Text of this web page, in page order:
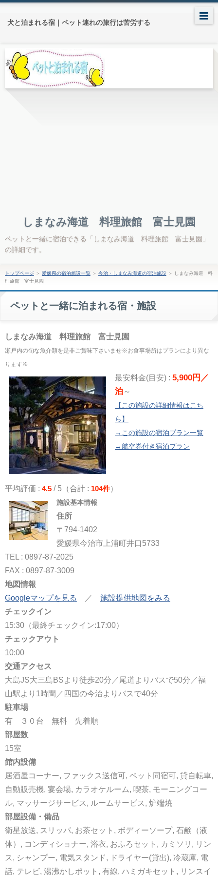
犬と泊まれる宿｜ペット連れの旅行は苦労する
しまなみ海道 料理旅館 富士見園
ペットと一緒に宿泊できる「しまなみ海道 料理旅館 富士見園」
の詳細です。
トップページ ＞ 愛媛県の宿泊施設一覧＞ 今治・しまなみ海道の宿泊施設＞
しまなみ海道 料
理旅館 富士見園
ペットと一緒に泊まれる宿・施設
しまなみ海道 料理旅館 富士見園
瀬戸内の旬な魚介類を是非ご賞味下さいませ※お食事場所はプランにより異な
ります※
最安料金(目安) : 5,900円／
泊～
【この施設の詳細情報はこち
ら】
→この施設の宿泊プラン一覧
→航空券付き宿泊プラン
平均評価 : 4.5/ 5（合計 : 104件）
施設基本情報
住所
〒794-1402
愛媛県今治市上浦町井口5733
TEL : 0897-87-2025
FAX : 0897-87-3009
地図情報
Googleマップを見る
／ 施設提供地図をみる
チェックイン
15:30（最終チェックイン:17:00）
チェックアウト
10:00
交通アクセス
大島JS大三島BSより徒歩20分／尾道よりバスで50分／福
山駅より1時間／四国の今治よりバスで40分
駐車場
有 ３０台 無料 先着順
部屋数
15室
館内設備
居酒屋コーナー, ファックス送信可, ペット同宿可, 貸自転車,
自動販売機, 宴会場, カラオケルーム, 喫茶, モーニングコー
ル, マッサージサービス, ルームサービス, 炉端焼
部屋設備・備品
衛星放送, スリッパ, お茶セット, ボディーソープ, 石鹸（液
体）, コンディショナー, 浴衣, おふろセット, カミソリ, リン
ス, シャンプー, 電気スタンド, ドライヤー(貸出), 冷蔵庫, 電
話, テレビ, 湯沸かしポット, 有線, ハミガキセット, リンスイ